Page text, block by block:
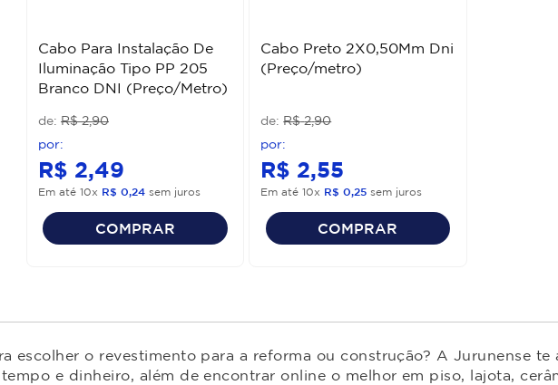
Cabo Para Instalação De
Iluminação Tipo PP 205
Branco DNI (Preço/Metro)
R$ 2,90
R$ 2,49
Em até 10x R$ 0,24 sem juros
COMPRAR
Cabo Preto 2X0,50Mm Dni
(Preço/metro)
R$ 2,90
R$ 2,55
Em até10x R$ 0,25 sem juros
COMPRAR
escolher o revestimento para a reforma ou construção? A Jurunense te
e dinheiro, além de encontrar online o melhor em piso, lajota,